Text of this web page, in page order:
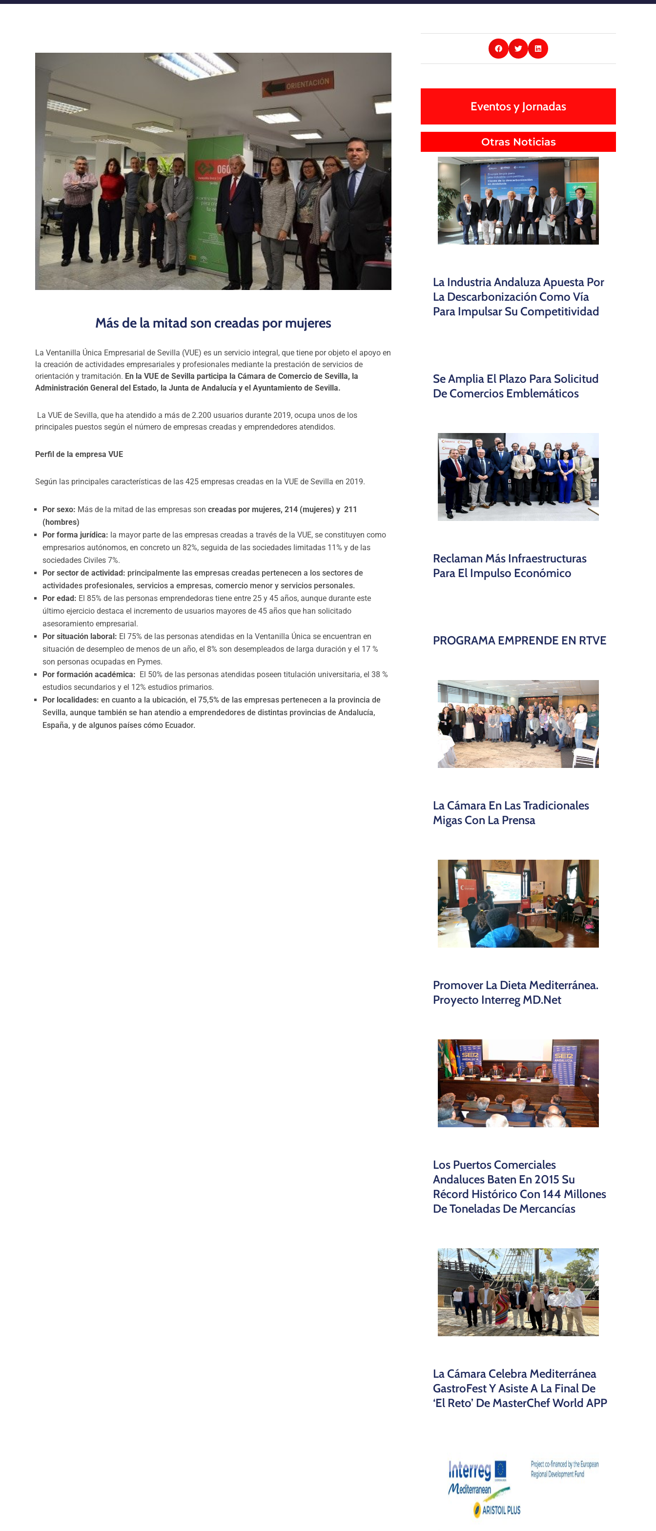
Más de la mitad son creadas por mujeres
La Ventanilla Única Empresarial de Sevilla (VUE) es un servicio integral, que tiene por objeto el apoyo en
la creación de actividades empresariales y profesionales mediante la prestación de servicios de
orientación y tramitación. En la VUE de Sevilla participa la Cámara de Comercio de Sevilla, la
Administración General del Estado, la Junta de Andalucía y el Ayuntamiento de Sevilla.
La VUE de Sevilla, que ha atendido a más de 2.200 usuarios durante 2019, ocupa unos de los
principales puestos según el número de empresas creadas y emprendedores atendidos.
Perfil de la empresa VUE
Según las principales características de las 425 empresas creadas en la VUE de Sevilla en 2019.
Por sexo: Más de la mitad de las empresas son creadas por mujeres, 214 (mujeres) y 211
(hombres)
Por forma jurídica: la mayor parte de las empresas creadas a través de la VUE, se constituyen como
empresarios autónomos, en concreto un 82%, seguida de las sociedades limitadas 11% y de las
sociedades Civiles 7%.
Por sector de actividad: principalmente las empresas creadas pertenecen a los sectores de
actividades profesionales, servicios a empresas, comercio menor y servicios personales.
Por edad: El 85% de las personas emprendedoras tiene entre 25 y 45 años, aunque durante este
último ejercicio destaca el incremento de usuarios mayores de 45 años que han solicitado
asesoramiento empresarial.
Por situación laboral: El 75% de las personas atendidas en la Ventanilla Única se encuentran en
situación de desempleo de menos de un año, el 8% son desempleados de larga duración y el 17 %
son personas ocupadas en Pymes.
Por formación académica: El 50% de las personas atendidas poseen titulación universitaria, el 38 %
estudios secundarios y el 12% estudios primarios.
Por localidades: en cuanto a la ubicación, el 75,5% de las empresas pertenecen a la provincia de
Sevilla, aunque también se han atendio a emprendedores de distintas provincias de Andalucía,
España, y de algunos países cómo Ecuador.
Eventos y Jornadas
Otras Noticias
La Industria Andaluza Apuesta Por
La Descarbonización Como Vía
Para Impulsar Su Competitividad
Se Amplia El Plazo Para Solicitud
De Comercios Emblemáticos
Reclaman Más Infraestructuras
Para El Impulso Económico
PROGRAMA EMPRENDE EN RTVE
La Cámara En Las Tradicionales
Migas Con La Prensa
Promover La Dieta Mediterránea.
Proyecto Interreg MD.net
Los Puertos Comerciales
Andaluces Baten En 2015 Su
Récord Histórico Con 144 Millones
De Toneladas De Mercancías
La Cámara Celebra Mediterránea
GastroFest Y Asiste A La Final De
‘El Reto’ De MasterChef World APP